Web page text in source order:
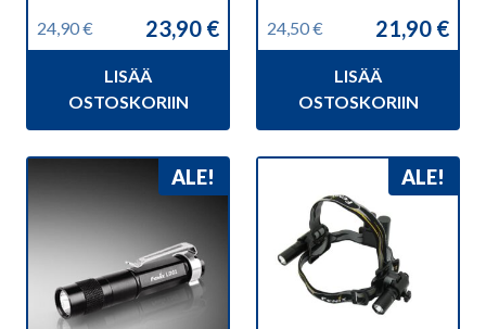
24,90€
Alkuperäinen
24,90 €.
23,90 €
Nykyinen
23,90 €.
LISÄÄ
OSTOSKORIIN
24,50€
Alkuperäinen
24,50 €.
21,90 €
Nykyinen
21,90 €.
LISÄÄ
OSTOSKORIIN
ALE! ALE!